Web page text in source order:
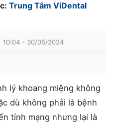
Trung Tâm ViDental
10:04 - 30/05/2024
lý khoang miệng không
dù không phải là bệnh
tính mạng nhưng lại là